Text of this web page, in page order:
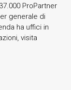
ProPartner
generale di
ha uffici in
visita